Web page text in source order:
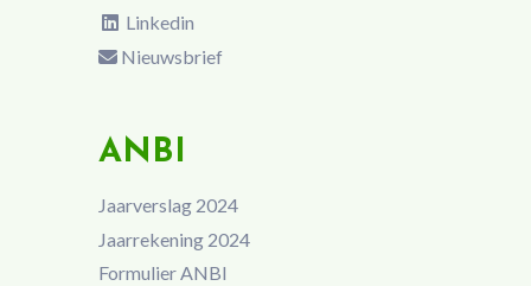
Linkedin
Nieuwsbrief
ANBI
Jaarverslag 2024
Jaarrekening 2024
Formulier ANBI